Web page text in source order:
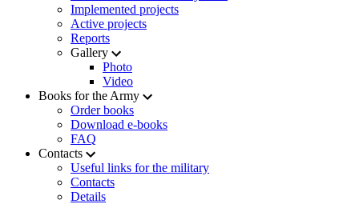
Implemented projects
Active projects
Reports
Gallery
Photo
Video
Books for the Army
Order books
Download e-books
FAQ
Contacts
Useful links for the military
Contacts
Details